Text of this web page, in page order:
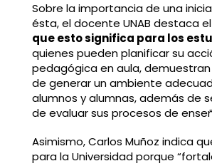
Sobre la importancia de una
ésta, el docente UNAB destaca el
que esto significa para los
quienes pueden planificar su
pedagógica en aula,
de generar un ambiente
alumnos y alumnas, además de
de evaluar sus procesos de
Asimismo, Carlos Muñoz indica
para la Universidad porque